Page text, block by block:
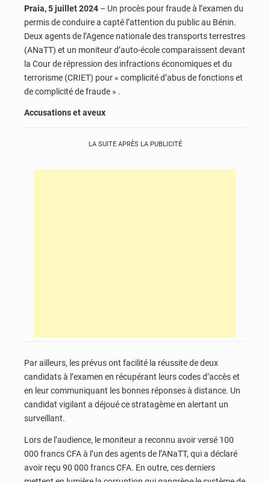
Praia, 5 juillet 2024 – Un procès pour fraude à l’examen du
permis de conduire a capté l’attention du public au Bénin.
Deux agents de l’Agence nationale des transports terrestres
(ANaTT) et un moniteur d’auto-école comparaissent devant
la Cour de répression des infractions économiques et du
terrorisme (CRIET) pour « complicité d’abus de fonctions et
de complicité de fraude » .
Accusations et aveux
LA SUITE APRÈS LA PUBLICITÉ
Par ailleurs, les prévus ont facilité la réussite de deux
candidats à l’examen en récupérant leurs codes d’accès et
en leur communiquant les bonnes réponses à distance. Un
candidat vigilant a déjoué ce stratagème en alertant un
surveillant.
Lors de l’audience, le moniteur a reconnu avoir versé 100
000 francs CFA à l’un des agents de l’ANaTT, qui a déclaré
avoir reçu 90 000 francs CFA. En outre, ces derniers